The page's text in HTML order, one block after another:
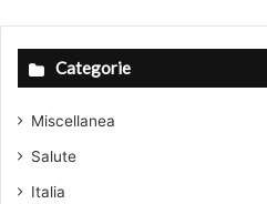
Categorie
Miscellanea
Salute
Italia